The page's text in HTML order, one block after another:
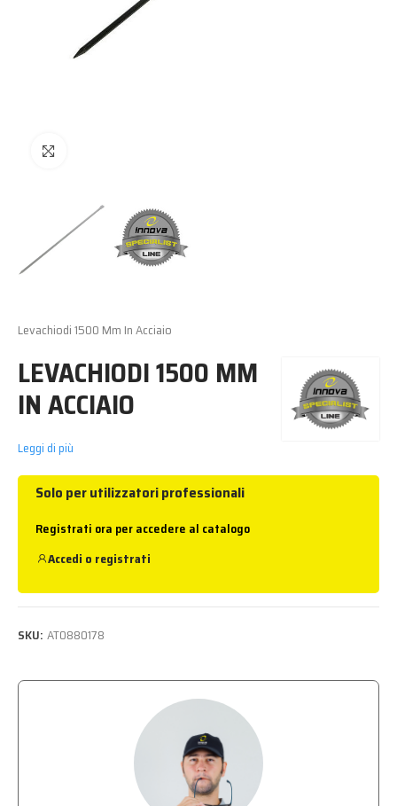
Levachiodi 1500 Mm In Acciaio
LEVACHIODI 1500 MM
IN ACCIAIO
Leggi di più
Solo per utilizzatori professionali
Registrati ora per accedere al catalogo
Accedi o registrati
SKU: AT0880178